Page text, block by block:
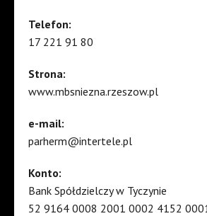
Telefon:
17 221 91 80
Strona:
www.mbsniezna.rzeszow.pl
e-mail:
parherm@intertele.pl
Konto:
Bank Spółdzielczy w Tyczynie
52 9164 0008 2001 0002 4152